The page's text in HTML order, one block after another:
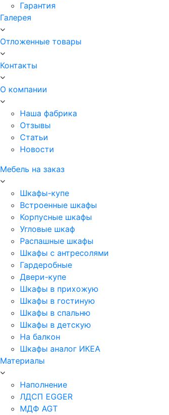
Гарантия
Галерея
Отложенные товары
Контакты
О компании
Наша фабрика
Отзывы
Статьи
Новости
Мебель на заказ
Шкафы-купе
Встроенные шкафы
Корпусные шкафы
Угловые шкаф
Распашные шкафы
Шкафы с антресолями
Гардеробные
Двери-купе
Шкафы в прихожую
Шкафы в гостиную
Шкафы в спальню
Шкафы в детскую
На балкон
Шкафы аналог ИКЕА
Материалы
Наполнение
ЛДСП EGGER
МДФ AGT